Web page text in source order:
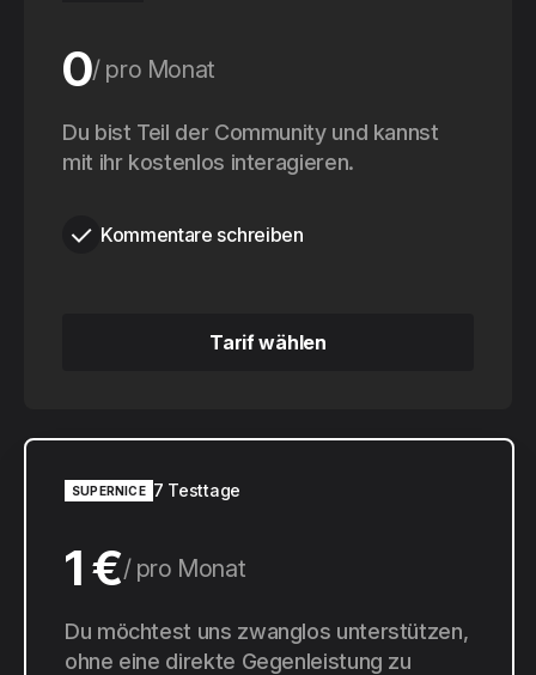
0 pro Monat
0 pro Jahr
Du bist Teil der Community und kannst
mit ihr kostenlos interagieren.
Kommentare schreiben
Tarif wählen
SUPERNICE 7 Testtage
1 € pro Monat
10 € pro Jahr
Du möchtest uns zwanglos unterstützen,
ohne eine direkte Gegenleistung zu